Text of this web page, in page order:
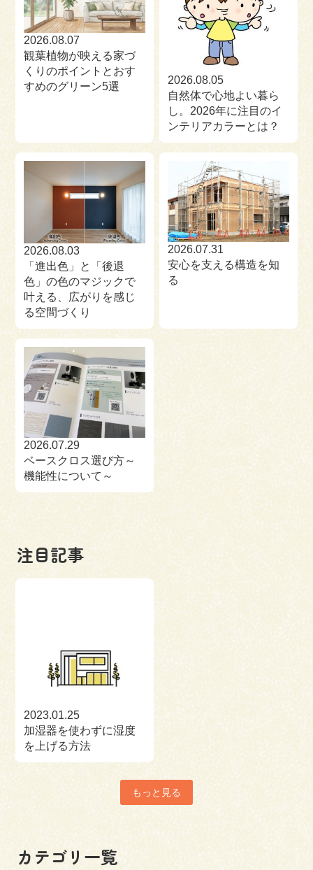
2026.08.07
観葉植物が映える家づ
くりのポイントとおす
すめのグリーン5選
2026.08.05
自然体で心地よい暮ら
し。2026年に注目のイ
ンテリアカラーとは？
2026.08.03
「進出色」と「後退
色」の色のマジックで
叶える、広がりを感じ
る空間づくり
2026.07.31
安心を支える構造を知
る
2026.07.29
ベースクロス選び方～
機能性について～
注目記事
2023.01.25
加湿器を使わずに湿度
を上げる方法
もっと見る
カテゴリ一覧